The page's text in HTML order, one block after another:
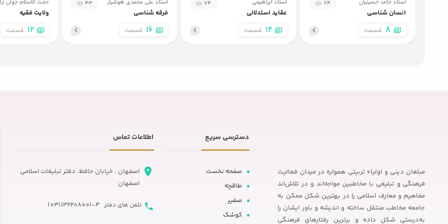
10
11
14 سکولاریسم
فرق اسلامی
استاد حامد حسینیان 74
انسان شناسی
8 قسمت
استاد ابراهیمی 74
عقاید استدلالی
12 قسمت
استاد علی محمدی هوشیار 43
فرقه شناسی
16 قسمت
حجت الاسلام جوان
ولایت فقیه
12 قسمت
مبلغان دینی و اولیاء تربیتی همواره در میدان فعالیت
فرهنگی و تبلیغی با مخاطبین مواجه‌اند و در تلاش‌اند
مفاهیم و معارف اسلامی را در بهترین شکل ممکن به
جامعه مخاطب منتقل ساخته و اندیشه و باور ایشان را
به‌درستی شکل داده و برترین رفتارهای فرهنگی
دسترسی سریع
صفحه نخست
طاقچه
صفیر
کوشک
اطلاعات تماس
اصفهان ، خیابان حافظ، دفتر تبلیغات اسلامی
اصفهان
تلفن های دفتر 32208001-4(031)